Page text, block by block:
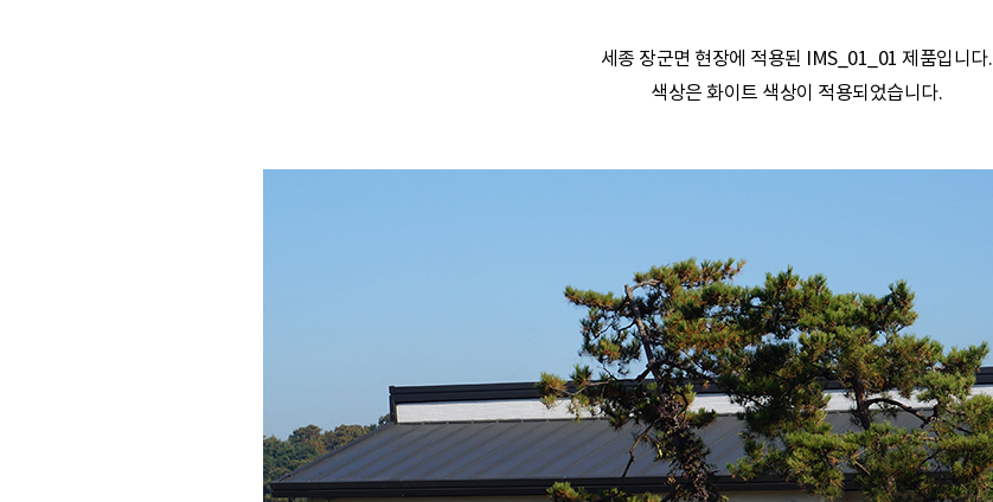
세종 장군면 현장​​에 적용된 IMS_01_01 제품입니다.
색상은 화이트 색상이 적용되었습니다.